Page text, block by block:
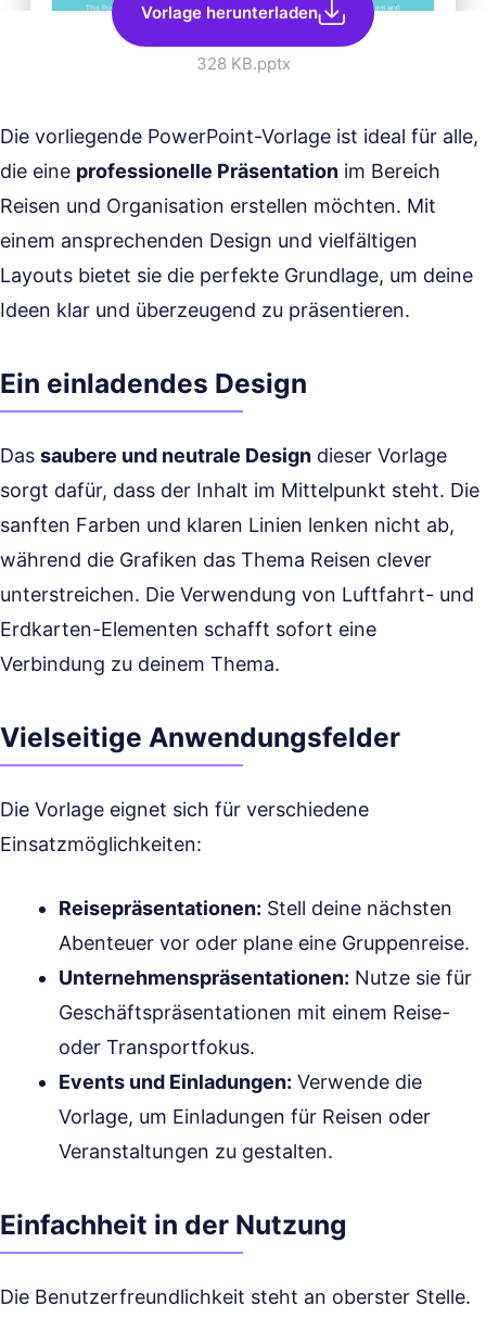
Vorlage herunterladen
328 KB.pptx
Die vorliegende PowerPoint-Vorlage ist ideal für alle,
die eine professionelle Präsentation im Bereich
Reisen und Organisation erstellen möchten. Mit
einem ansprechenden Design und vielfältigen
Layouts bietet sie die perfekte Grundlage, um deine
Ideen klar und überzeugend zu präsentieren.
Ein einladendes Design
Das saubere und neutrale Design dieser Vorlage
sorgt dafür, dass der Inhalt im Mittelpunkt steht. Die
sanften Farben und klaren Linien lenken nicht ab,
während die Grafiken das Thema Reisen clever
unterstreichen. Die Verwendung von Luftfahrt- und
Erdkarten-Elementen schafft sofort eine
Verbindung zu deinem Thema.
Vielseitige Anwendungsfelder
Die Vorlage eignet sich für verschiedene
Einsatzmöglichkeiten:
Reisepräsentationen: Stell deine nächsten
Abenteuer vor oder plane eine Gruppenreise.
Unternehmenspräsentationen: Nutze sie für
Geschäftspräsentationen mit einem Reise-
oder Transportfokus.
Events und Einladungen: Verwende die
Vorlage, um Einladungen für Reisen oder
Veranstaltungen zu gestalten.
Einfachheit in der Nutzung
Die Benutzerfreundlichkeit steht an oberster Stelle.